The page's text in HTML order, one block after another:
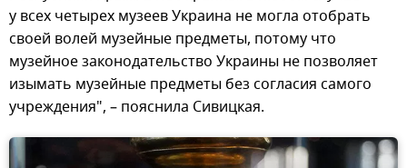
у всех четырех музеев Украина не могла отобрать
своей волей музейные предметы, потому что
музейное законодательство Украины не позволяет
изымать музейные предметы без согласия самого
учреждения", – пояснила Сивицкая.